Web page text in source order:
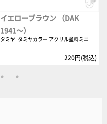
イエローブラウン （DAK
1941～）
タミヤ タミヤカラー アクリル塗料ミニ
220円(税込)